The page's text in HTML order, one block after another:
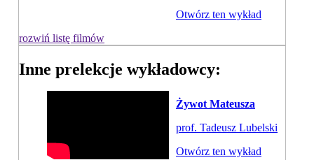
Otwórz ten wykład
rozwiń listę filmów
Inne prelekcje wykładowcy:
Żywot Mateusza
prof. Tadeusz Lubelski
Otwórz ten wykład